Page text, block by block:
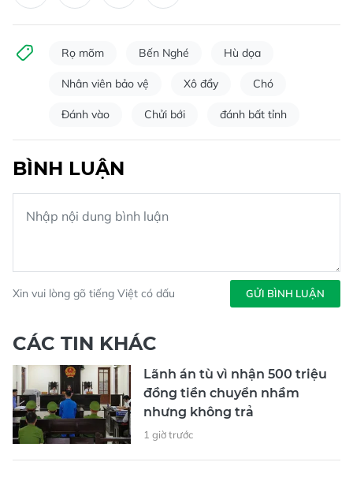
Rọ mõm Bến Nghé Hù dọa
Nhân viên bảo vệ Xô đẩy Chó
Đánh vào Chửi bới đánh bất tỉnh
BÌNH LUẬN
Xin vui lòng gõ tiếng Việt có dấu GỬI BÌNH LUẬN
CÁC TIN KHÁC
Lãnh án tù vì nhận 500 triệu
đồng tiền chuyển nhầm
nhưng không trả
1 giờ trước